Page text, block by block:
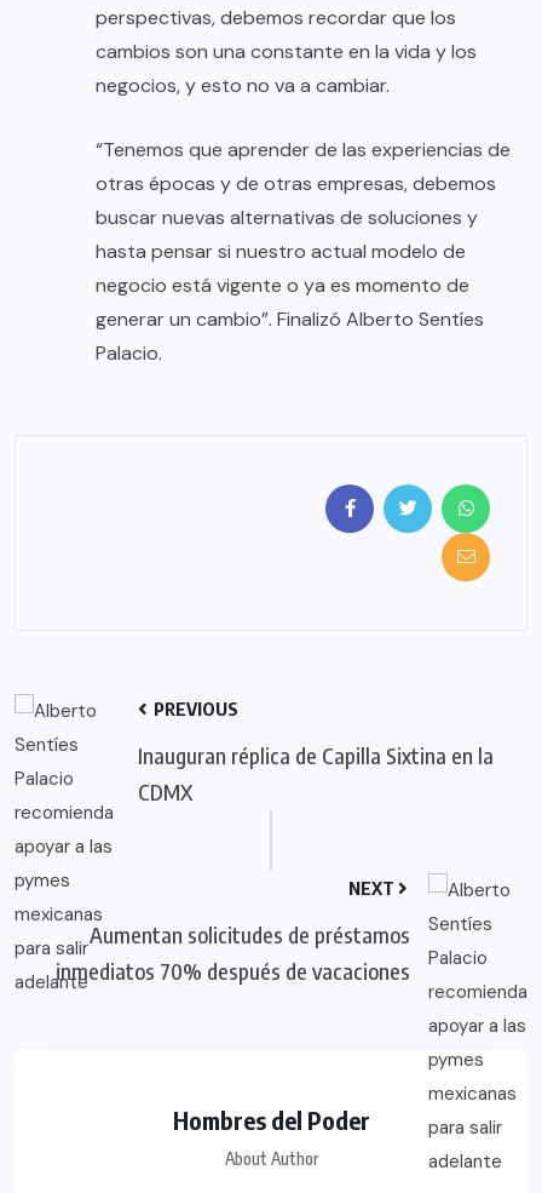
perspectivas, debemos recordar que los
cambios son una constante en la vida y los
negocios, y esto no va a cambiar.
“Tenemos que aprender de las experiencias de
otras épocas y de otras empresas, debemos
buscar nuevas alternativas de soluciones y
hasta pensar si nuestro actual modelo de
negocio está vigente o ya es momento de
generar un cambio”. Finalizó Alberto Sentíes
Palacio.
PREVIOUS
Inauguran réplica de Capilla Sixtina en la
CDMX
NEXT
Aumentan solicitudes de préstamos
inmediatos 70% después de vacaciones
Hombres del Poder
About Author